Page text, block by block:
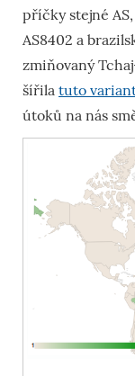
příčky stejné
AS8402 a
zmiňovaný
šířila tuto
útoků na nás